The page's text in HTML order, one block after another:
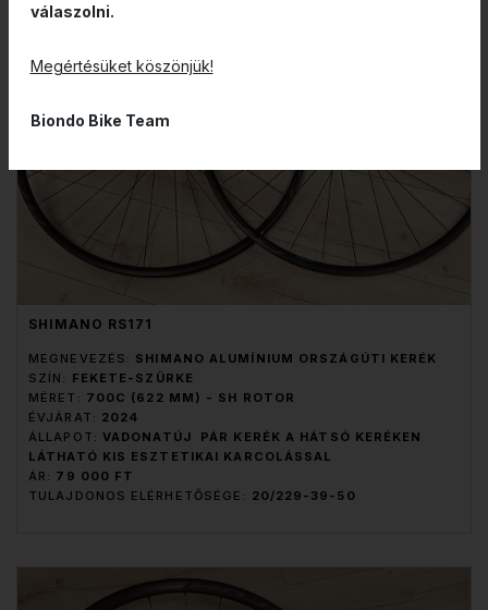
SHIMANO RS171
MEGNEVEZÉS: SHIMANO ALUMÍNIUM ORSZÁGÚTI KERÉK
SZÍN: FEKETE-SZÜRKE
MÉRET: 700C (622 MM) - SH ROTOR
ÉVJÁRAT: 2024
ÁLLAPOT: VADONATÚJ PÁR KERÉK A HÁTSÓ KERÉKEN
LÁTHATÓ KIS ESZTETIKAI KARCOLÁSSAL
ÁR: 79 000 FT
TULAJDONOS ELÉRHETŐSÉGE: 20/229-39-50
válaszolni.
Megértésüket köszönjük!
Biondo Bike Team